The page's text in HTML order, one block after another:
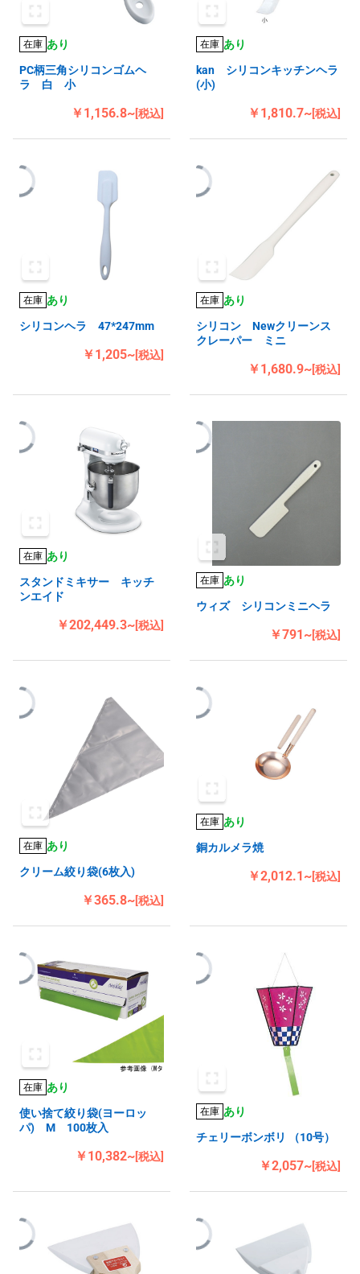
在庫 あり
PC柄三角シリコンゴムヘ
ラ 白 小
￥1,156.8~[税込]
在庫 あり
kan シリコンキッチンヘラ
(小)
￥1,810.7~[税込]
在庫 あり
シリコンヘラ 47*247mm
￥1,205~[税込]
在庫 あり
シリコン Newクリーンス
クレーパー ミニ
￥1,680.9~[税込]
在庫 あり
スタンドミキサー キッチ
ンエイド
￥202,449.3~[税込]
在庫 あり
ウィズ シリコンミニヘラ
￥791~[税込]
在庫 あり
クリーム絞り袋(6枚入)
￥365.8~[税込]
在庫 あり
銅カルメラ焼
￥2,012.1~[税込]
在庫 あり
使い捨て絞り袋(ヨーロッ
パ) M 100枚入
￥10,382~[税込]
在庫 あり
チェリーボンボリ （10号）
￥2,057~[税込]